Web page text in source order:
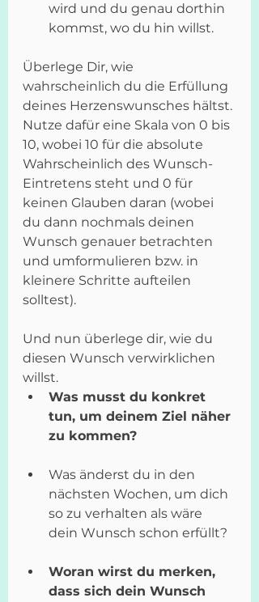
wird und du genau dorthin
kommst, wo du hin willst.
Überlege Dir, wie
wahrscheinlich du die Erfüllung
deines Herzenswunsches hältst.
Nutze dafür eine Skala von 0 bis
10, wobei 10 für die absolute
Wahrscheinlich des Wunsch-
Eintretens steht und 0 für
keinen Glauben daran (wobei
du dann nochmals deinen
Wunsch genauer betrachten
und umformulieren bzw. in
kleinere Schritte aufteilen
solltest).
Und nun überlege dir, wie du
diesen Wunsch verwirklichen
willst.
Was musst du konkret
tun, um deinem Ziel näher
zu kommen?
Was änderst du in den
nächsten Wochen, um dich
so zu verhalten als wäre
dein Wunsch schon erfüllt?
Woran wirst du merken,
dass sich dein Wunsch